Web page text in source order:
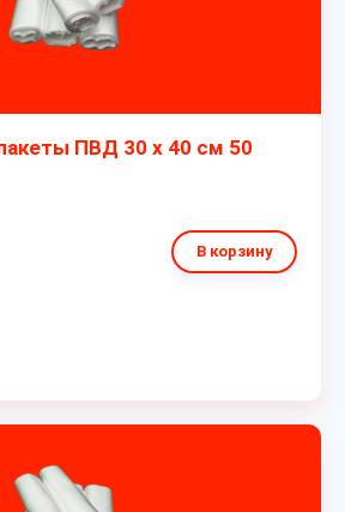
ПВД 30 х 40 см 50
В корзину